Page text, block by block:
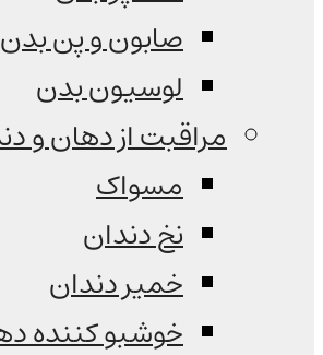
صابون و پن بدن
لوسیون بدن
مراقبت از دهان و
مسواک
نخ دندان
خمیر دندان
خوشبو کننده